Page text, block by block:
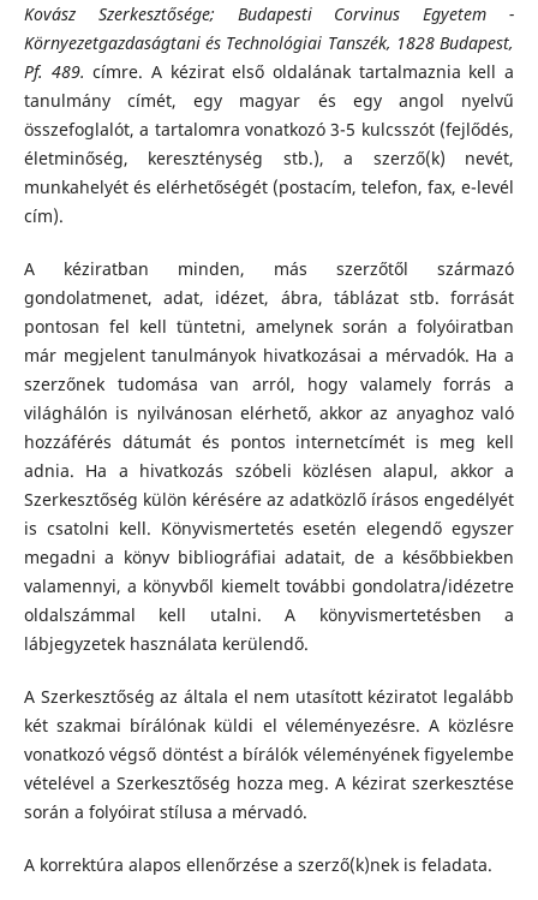
Kovász Szerkesztősége; Budapesti Corvinus Egyetem -
Környezetgazdaságtani és Technológiai Tanszék, 1828 Budapest,
Pf. 489. címre. A kézirat első oldalának tartalmaznia kell a
tanulmány címét, egy magyar és egy angol nyelvű
összefoglalót, a tartalomra vonatkozó 3-5 kulcsszót (fejlődés,
életminőség, kereszténység stb.), a szerző(k) nevét,
munkahelyét és elérhetőségét (postacím, telefon, fax, e-levél
cím).
A kéziratban minden, más szerzőtől származó
gondolatmenet, adat, idézet, ábra, táblázat stb. forrását
pontosan fel kell tüntetni, amelynek során a folyóiratban
már megjelent tanulmányok hivatkozásai a mérvadók. Ha a
szerzőnek tudomása van arról, hogy valamely forrás a
világhálón is nyilvánosan elérhető, akkor az anyaghoz való
hozzáférés dátumát és pontos internetcímét is meg kell
adnia. Ha a hivatkozás szóbeli közlésen alapul, akkor a
Szerkesztőség külön kérésére az adatközlő írásos engedélyét
is csatolni kell. Könyvismertetés esetén elegendő egyszer
megadni a könyv bibliográfiai adatait, de a későbbiekben
valamennyi, a könyvből kiemelt további gondolatra/idézetre
oldalszámmal kell utalni. A könyvismertetésben a
lábjegyzetek használata kerülendő.
A Szerkesztőség az általa el nem utasított kéziratot legalább
két szakmai bírálónak küldi el véleményezésre. A közlésre
vonatkozó végső döntést a bírálók véleményének figyelembe
vételével a Szerkesztőség hozza meg. A kézirat szerkesztése
során a folyóirat stílusa a mérvadó.
A korrektúra alapos ellenőrzése a szerző(k)nek is feladata.